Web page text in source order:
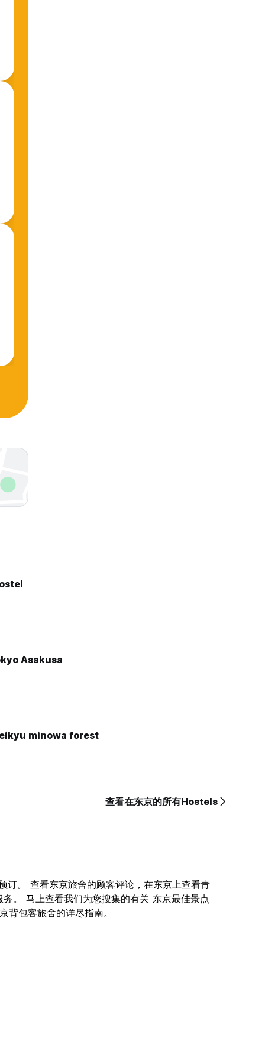
Asakusa
minowa forest
查看在东京的所有Hostels
。 查看东京旅舍的顾客评论，在东京上查看青
。 马上查看我们为您搜集的有关 东京最佳景点
包客旅舍的详尽指南。